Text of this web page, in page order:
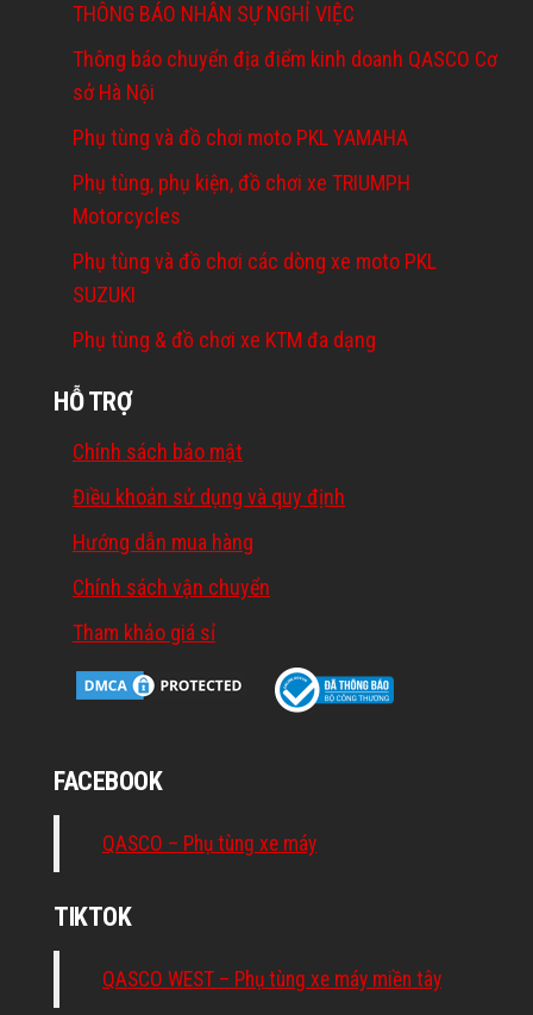
THÔNG BÁO NHÂN SỰ NGHỈ VIỆC
Thông báo chuyển địa điểm kinh doanh QASCO Cơ
sở Hà Nội
Phụ tùng và đồ chơi moto PKL YAMAHA
Phụ tùng, phụ kiện, đồ chơi xe TRIUMPH
Motorcycles
Phụ tùng và đồ chơi các dòng xe moto PKL
SUZUKI
Phụ tùng & đồ chơi xe KTM đa dạng
HỖ TRỢ
Chính sách bảo mật
Điều khoản sử dụng và quy định
Hướng dẫn mua hàng
Chính sách vận chuyển
Tham khảo giá sỉ
FACEBOOK
QASCO – Phụ tùng xe máy
TIKTOK
QASCO WEST – Phụ tùng xe máy miền tây